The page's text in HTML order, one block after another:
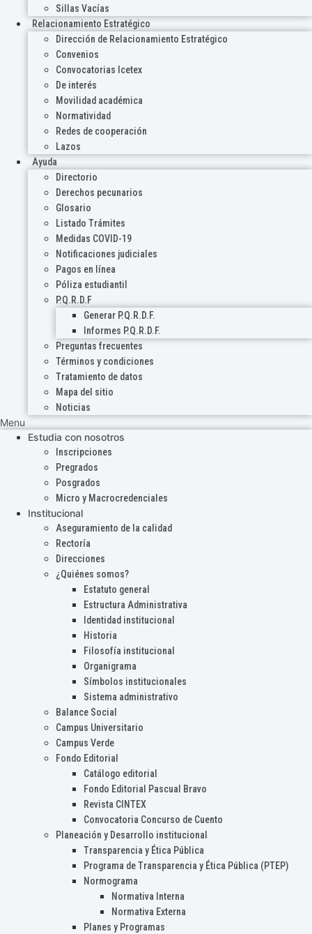
Sillas Vacías
Relacionamiento Estratégico
Dirección de Relacionamiento Estratégico
Convenios
Convocatorias Icetex
De interés
Movilidad académica
Normatividad
Redes de cooperación
Lazos
Ayuda
Directorio
Derechos pecunarios
Glosario
Listado Trámites
Medidas COVID-19
Notificaciones judiciales
Pagos en línea
Póliza estudiantil
P.Q.R.D.F
Generar P.Q.R.D.F.
Informes P.Q.R.D.F.
Preguntas frecuentes
Términos y condiciones
Tratamiento de datos
Mapa del sitio
Noticias
Menu
Estudia con nosotros
Inscripciones
Pregrados
Posgrados
Micro y Macrocredenciales
Institucional
Aseguramiento de la calidad
Rectoría
Direcciones
¿Quiénes somos?
Estatuto general
Estructura Administrativa
Identidad institucional
Historia
Filosofía institucional
Organigrama
Símbolos institucionales
Sistema administrativo
Balance Social
Campus Universitario
Campus Verde
Fondo Editorial
Catálogo editorial
Fondo Editorial Pascual Bravo
Revista CINTEX
Convocatoria Concurso de Cuento
Planeación y Desarrollo institucional
Transparencia y Ética Pública
Programa de Transparencia y Ética Pública (PTEP)
Normograma
Normativa Interna
Normativa Externa
Planes y Programas